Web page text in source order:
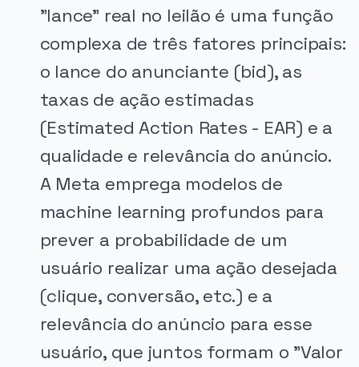
"lance" real no leilão é uma função
complexa de três fatores principais:
o lance do anunciante (bid), as
taxas de ação estimadas
(Estimated Action Rates - EAR) e a
qualidade e relevância do anúncio.
A Meta emprega modelos de
machine learning profundos para
prever a probabilidade de um
usuário realizar uma ação desejada
(clique, conversão, etc.) e a
relevância do anúncio para esse
usuário, que juntos formam o "Valor